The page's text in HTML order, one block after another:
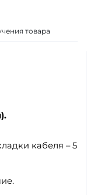
кабеля – 5
товара